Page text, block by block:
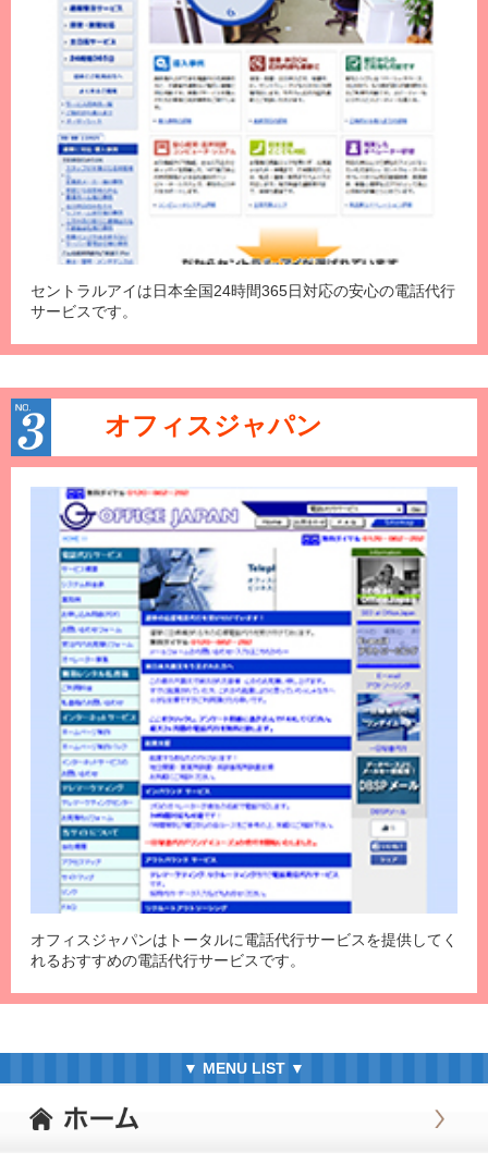
セントラルアイは日本全国24時間365日対応の安心の電話代行
サービスです。
オフィスジャパン
オフィスジャパンはトータルに電話代行サービスを提供してく
れるおすすめの電話代行サービスです。
▼ MENU LIST ▼